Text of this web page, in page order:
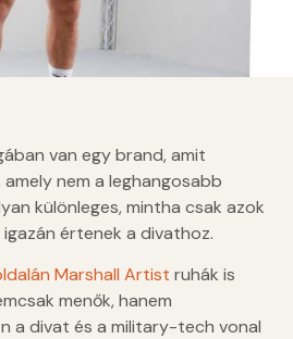
van egy brand, amit
nem a leghangosabb
különleges, mintha csak azok
értenek a divathoz.
Marshall Artist ruhák is
menők, hanem
a divat és a military-tech vonal